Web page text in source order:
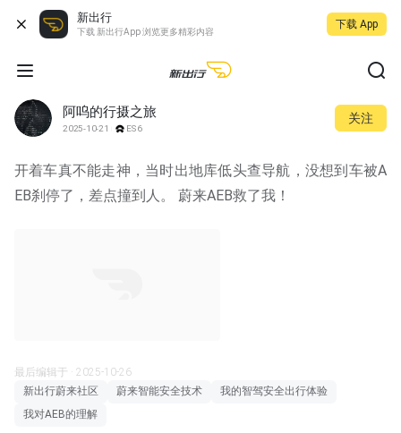
新出行
下载 新出行App 浏览更多精彩内容
下载 App
阿呜的行摄之旅
2025-10-21 ES6
关注
开着车真不能走神，当时出地库低头查导航，没想到车被A
EB刹停了，差点撞到人。 蔚来AEB救了我！
最后编辑于 · 2025-10-26
新出行蔚来社区
蔚来智能安全技术
我的智驾安全出行体验
我对AEB的理解